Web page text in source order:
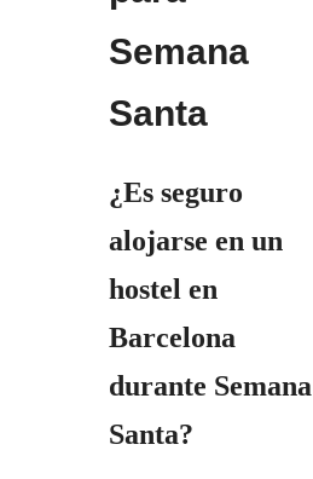
Semana
Santa
¿Es seguro
alojarse en un
hostel en
Barcelona
durante Semana
Santa?